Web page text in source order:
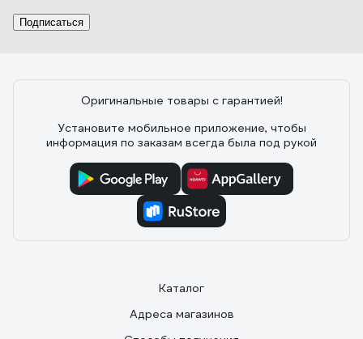
Подписаться
Оригинальные товары с гарантией!
Установите мобильное приложение, чтобы
информация по заказам всегда была под рукой
Каталог
Адреса магазинов